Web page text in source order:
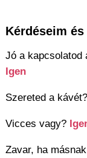
Kérdéseim
Jó a kapcsolatod
Igen
Szereted a kávét?
Vicces vagy?
Zavar, ha